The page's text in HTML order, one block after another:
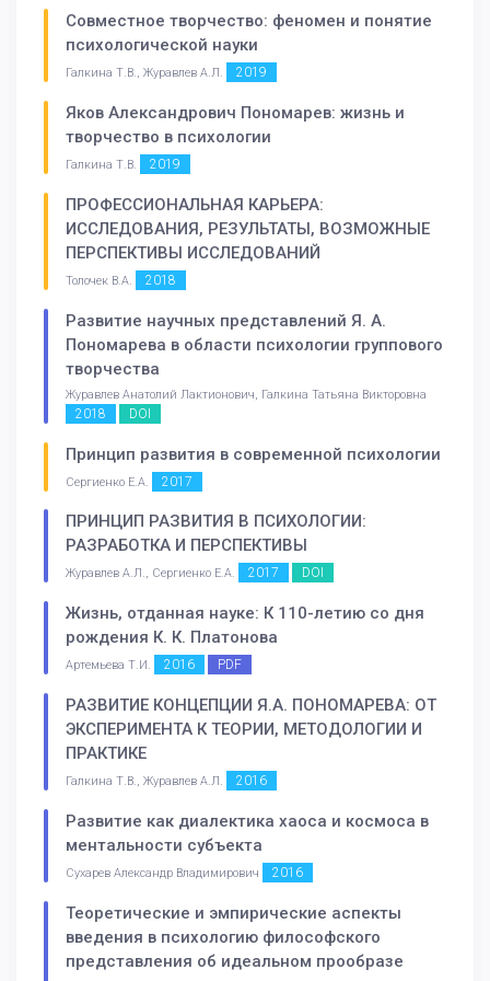
Совместное творчество: феномен и понятие
психологической науки
Галкина Т.В., Журавлев А.Л. 2019
Яков Александрович Пономарев: жизнь и
творчество в психологии
Галкина Т.В. 2019
ПРОФЕССИОНАЛЬНАЯ КАРЬЕРА:
ИССЛЕДОВАНИЯ, РЕЗУЛЬТАТЫ, ВОЗМОЖНЫЕ
ПЕРСПЕКТИВЫ ИССЛЕДОВАНИЙ
Толочек В.А. 2018
Развитие научных представлений Я. А.
Пономарева в области психологии группового
творчества
Журавлев Анатолий Лактионович, Галкина Татьяна Викторовна
2018 DOI
Принцип развития в современной психологии
Сергиенко Е.А. 2017
ПРИНЦИП РАЗВИТИЯ В ПСИХОЛОГИИ:
РАЗРАБОТКА И ПЕРСПЕКТИВЫ
Журавлев А.Л., Сергиенко Е.А. 2017 DOI
Жизнь, отданная науке: К 110-летию со дня
рождения К. К. Платонова
Артемьева Т.И. 2016 PDF
РАЗВИТИЕ КОНЦЕПЦИИ Я.А. ПОНОМАРЕВА: ОТ
ЭКСПЕРИМЕНТА К ТЕОРИИ, МЕТОДОЛОГИИ И
ПРАКТИКЕ
Галкина Т.В., Журавлев А.Л. 2016
Развитие как диалектика хаоса и космоса в
ментальности субъекта
Сухарев Александр Владимирович 2016
Теоретические и эмпирические аспекты
введения в психологию философского
представления об идеальном прообразе